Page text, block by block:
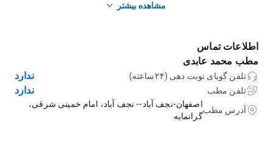
مشاهده بیشتر
اطلاعات تماس
مطب محمد عابدی
تلفن گویای نوبت دهی (۲۴ساعته) ندارد
تلفن مطب ندارد
آدرس مطب
اصفهان-نجف آباد-- نجف آباد، امام خمینی شرقی،
گرانمایه